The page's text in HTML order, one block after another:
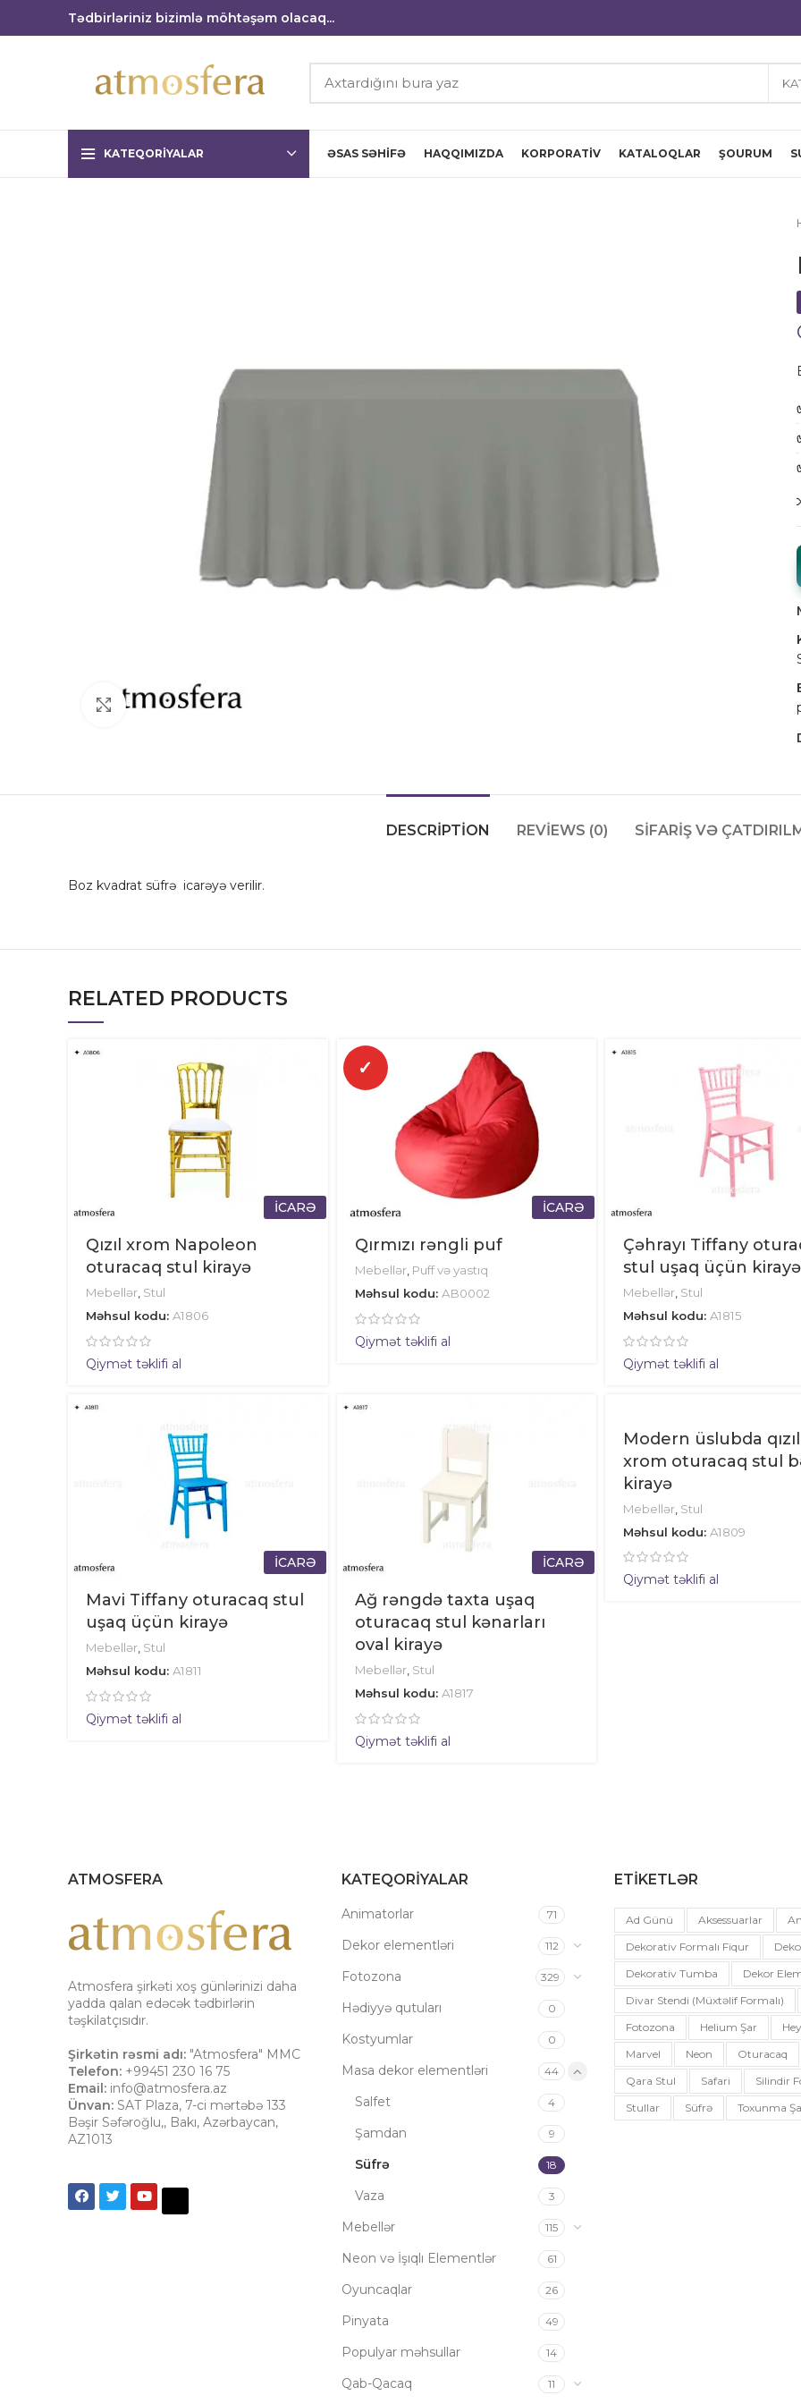
Tədbirləriniz bizimlə möhtəşəm olacaq...
KATEQORIYALAR ƏSAS SƏHIFƏ HAQQIMIZDA KORPORATIV KATALOQLAR ŞOURUM
Click to enlarge
DESCRIPTION REVIEWS (0) SIFARIŞ VƏ
Boz kvadrat süfrə icarəyə verilir.
RELATED PRODUCTS
İCARƏ
Qızıl xrom Napoleon
oturacaq stul kirayə
Mebellər, Stul
Məhsul kodu: A1806
Qiymət təklifi al
İCARƏ
✓
Qırmızı rəngli puf
Mebellər, Puff və yastıq
Məhsul kodu: AB0002
Qiymət təklifi al
Çəhrayı Tiffany
stul uşaq üçün kirayə
Mebellər, Stul
Məhsul kodu: A1815
Qiymət təklifi al
İCARƏ
Mavi Tiffany oturacaq stul
uşaq üçün kirayə
Mebellər, Stul
Məhsul kodu: A1811
Qiymət təklifi al
İCARƏ
Ağ rəngdə taxta uşaq
oturacaq stul kənarları
oval kirayə
Mebellər, Stul
Məhsul kodu: A1817
Qiymət təklifi al
Modern üslubda qızıl
xrom oturacaq stul
kirayə
Mebellər Stul
Məhsul kodu: A1809
Qiymət təklifi al
ATMOSFERA
Atmosfera şirkəti xoş günlərinizi daha
yadda qalan edəcək tədbirlərin
təşkilatçısıdır.
Şirkətin rəsmi adı: "Atmosfera" MMC
Telefon: +99451 230 16 75
Email: info@atmosfera.az
Ünvan: SAT Plaza, 7-ci mərtəbə 133
Bəşir Səfəroğlu,, Bakı, Azərbaycan,
AZ1013
KATEQORIYALAR
Animatorlar 71
Dekor elementləri 112
Fotozona 329
Hədiyyə qutuları 0
Kostyumlar 0
Masa dekor elementləri 44
Salfet 4
Şamdan 9
Süfrə 18
Vaza 3
Mebellər 115
Neon və İşıqlı Elementlər 61
Oyuncaqlar 26
Pinyata 49
Populyar məhsullar 14
Qab-Qacaq 11
ETIKETLƏR
Ad Günü Aksessuarlar
Dekorativ Formalı Fiqur
Dekorativ Tumba
Dekor
Divar Stendi (müxtəlif Formalı)
Fotozona
Helium Şar
Marvel
Neon
Oturacaq
Qara Stul
Safari
Silindir
Stullar
Süfrə Toxunma